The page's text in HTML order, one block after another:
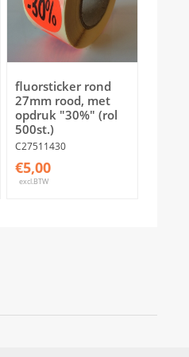
fluorsticker rond
27mm rood, met
opdruk "30%" (rol
500st.)
C27511430
€5,00
excl.BTW